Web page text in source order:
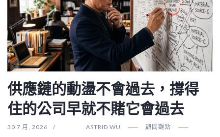
供應鏈的動盪不會過去，撐得
住的公司早就不賭它會過去
30 7 月, 2026 ASTRID WU
顧問觀點